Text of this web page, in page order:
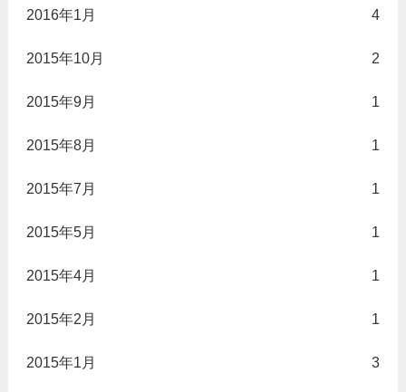
2016年1月 4
2015年10月 2
2015年9月 1
2015年8月 1
2015年7月 1
2015年5月 1
2015年4月 1
2015年2月 1
2015年1月 3